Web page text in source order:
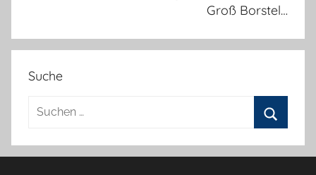
Groß Borstel…
Suche
Suchen